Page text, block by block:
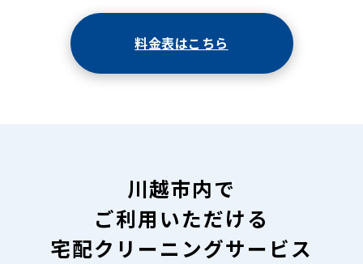
料金表はこちら
川越市内で
ご利用いただける
宅配クリーニングサービス